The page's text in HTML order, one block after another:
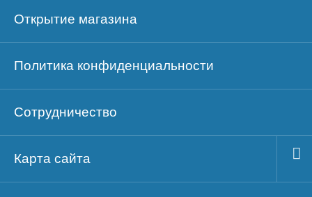
Открытие магазина
Политика конфиденциальности
Сотрудничество
Карта сайта